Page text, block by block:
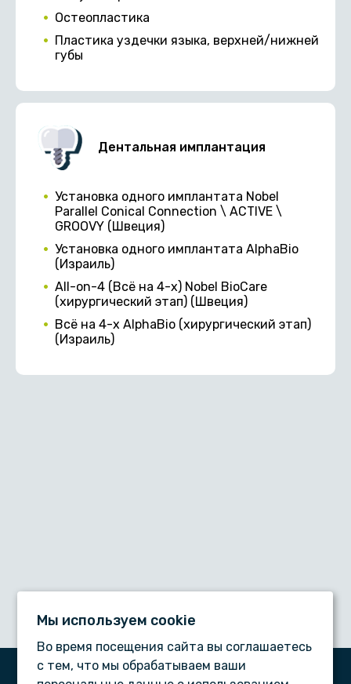
Остеопластика
Пластика уздечки языка, верхней/нижней
губы
Дентальная имплантация
Установка одного имплантата Nobel
Parallel Conical Connection \ ACTIVE \
GROOVY (Швеция)
Установка одного имплантата AlphaBio
(Израиль)
All-on-4 (Всё на 4-х) Nobel BioCare
(хирургический этап) (Швеция)
Всё на 4-х AlphaBio (хирургический этап)
(Израиль)
Мы используем сookie
Во время посещения сайта вы соглашаетесь
с тем, что мы обрабатываем ваши